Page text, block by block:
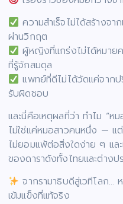
ความสำเร็จไม่ได้สร้างจา
ผ่านวิกฤต
ผู้หญิงที่แกร่งไม่ได้หมาย
ที่รู้จักสมดุล
แพทย์ที่ดีไม่ได้วัดแค่จาก
รับผิดชอบ
และนี่คือเหตุผลที่ว่า ทำไม “
ไม่ใช่แค่หมอสาวคนหนึ่ง —
ไม่ยอมแพ้ต่อสิ่งใดง่าย ๆ แล
ของดาราดังทั้งไทยและต่างป
จากรามาธิบดีสู่เวทีโลก
เข้มแข็งที่แท้จริง